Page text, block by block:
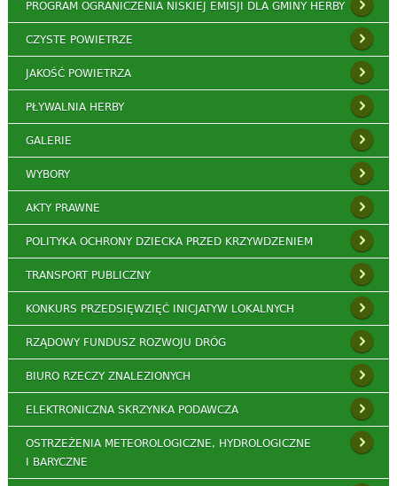
PROGRAM OGRANICZENIA NISKIEJ EMISJI DLA GMINY HERBY
CZYSTE POWIETRZE
JAKOŚĆ POWIETRZA
PŁYWALNIA HERBY
GALERIE
WYBORY
AKTY PRAWNE
POLITYKA OCHRONY DZIECKA PRZED KRZYWDZENIEM
TRANSPORT PUBLICZNY
KONKURS PRZEDSIĘWZIĘĆ INICJATYW LOKALNYCH
RZĄDOWY FUNDUSZ ROZWOJU DRÓG
BIURO RZECZY ZNALEZIONYCH
ELEKTRONICZNA SKRZYNKA PODAWCZA
OSTRZEŻENIA METEOROLOGICZNE, HYDROLOGICZNE
I BARYCZNE